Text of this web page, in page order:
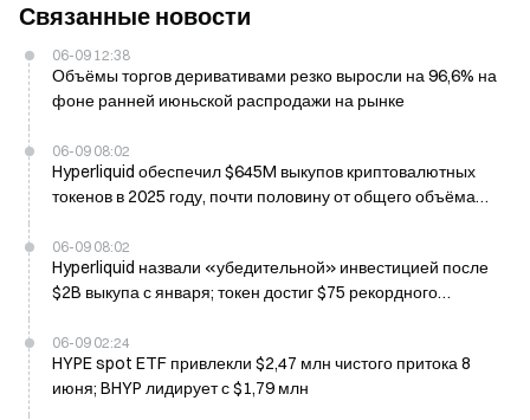
Связанные новости
06-09 12:38
Объёмы торгов деривативами резко выросли на 96,6% на
фоне ранней июньской распродажи на рынке
06-09 08:02
Hyperliquid обеспечил $645M выкупов криптовалютных
токенов в 2025 году, почти половину от общего объёма
06-09 08:02
Hyperliquid назвали «убедительной» инвестицией после
$2B выкупа с января; токен достиг $75 рекордного
06-09 02:24
HYPE spot ETF привлекли $2,47 млн чистого притока 8
июня; BHYP лидирует с $1,79 млн